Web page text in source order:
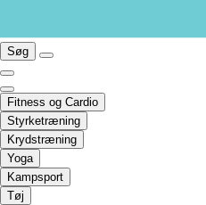
Søg
Fitness og Cardio
Styrketræning
Krydstræning
Yoga
Kampsport
Tøj